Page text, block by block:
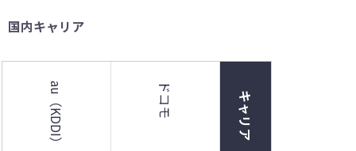
国内キャリア
キャリア
ドコモ
au（KDDI）